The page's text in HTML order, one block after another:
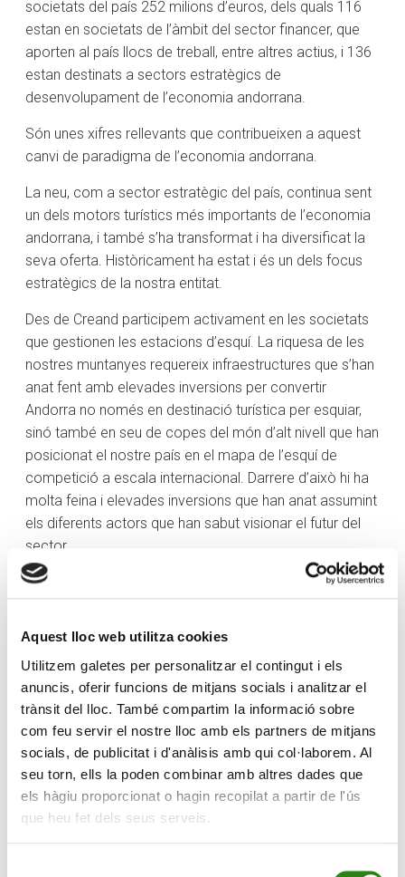
Aquest lloc web utilitza cookies
Utilitzem galetes per personalitzar el contingut i els
anuncis, oferir funcions de mitjans socials i analitzar el
trànsit del lloc. També compartim la informació sobre
com feu servir el nostre lloc amb els partners de mitjans
socials, de publicitat i d'anàlisis amb qui col·laborem. Al
seu torn, ells la poden combinar amb altres dades que
els hàgiu proporcionat o hagin recopilat a partir de l'ús
que heu fet dels seus serveis.
societats del país 252 milions d’euros, dels quals 116
estan en societats de l’àmbit del sector financer, que
aporten al país llocs de treball, entre altres actius, i 136
estan destinats a sectors estratègics de
desenvolupament de l’economia andorrana.
Són unes xifres rellevants que contribueixen a aquest
canvi de paradigma de l’economia andorrana.
La neu, com a sector estratègic del país, continua sent
un dels motors turístics més importants de l’economia
andorrana, i també s’ha transformat i ha diversificat la
seva oferta. Històricament ha estat i és un dels focus
estratègics de la nostra entitat.
Des de Creand participem activament en les societats
que gestionen les estacions d’esquí. La riquesa de les
nostres muntanyes requereix infraestructures que s’han
anat fent amb elevades inversions per convertir
Andorra no només en destinació turística per esquiar,
sinó també en seu de copes del món d’alt nivell que han
posicionat el nostre país en el mapa de l’esquí de
competició a escala internacional. Darrere d’això hi ha
molta feina i elevades inversions que han anat assumint
els diferents actors que han sabut visionar el futur del
sector.
Som part activa a SETAP 365, societat que gestiona les
estacions de Soldeu-El Tarter-Canillo i Arinsal-Pal, i que,
a més, respon també a aquesta transformació de
model econòmic que viu el país i que vol
desestacionalitzar l’oferta turística amb un model únic
de negoci de la neu i de les activitats de fora de
temporada, com ja fa temps que s’està fent amb les
copes del món de MTB, i que just aquest any acullen els
Campionats del Món UCI de BTT. L’hivern que ve
s’estrenarà l’Estadi Creand, una nova pista
d’entrenament i de competició permanent. Creiem en el
potencial del país i apostem perquè tingui tot el que